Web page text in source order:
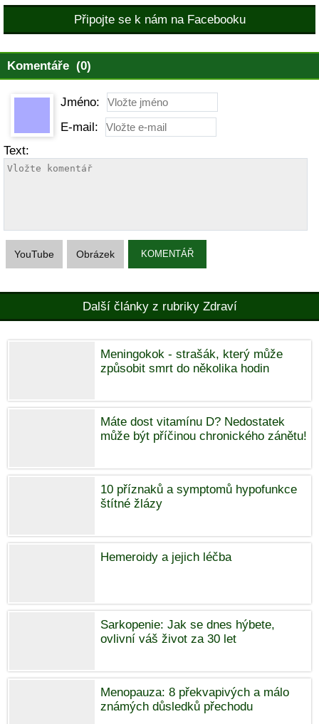
Připojte se k nám na Facebooku
Komentáře (0)
Jméno:
E-mail:
Text:
YouTube Obrázek KOMENTÁŘ
Další články z rubriky Zdraví
Meningokok - strašák, který může
způsobit smrt do několika hodin
Máte dost vitamínu D? Nedostatek
může být příčinou chronického zánětu!
10 příznaků a symptomů hypofunkce
štítné žlázy
Hemeroidy a jejich léčba
Sarkopenie: Jak se dnes hýbete,
ovlivní váš život za 30 let
Menopauza: 8 překvapivých a málo
známých důsledků přechodu